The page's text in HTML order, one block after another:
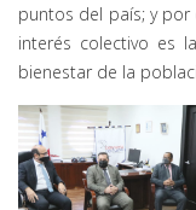
puntos del país; y
interés colectivo es
bienestar de la